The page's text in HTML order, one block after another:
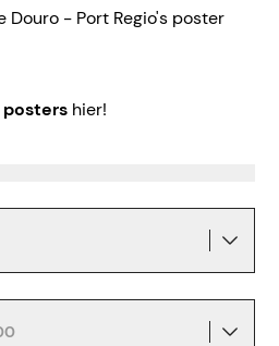
Douro - Port Regio's poster
hier!